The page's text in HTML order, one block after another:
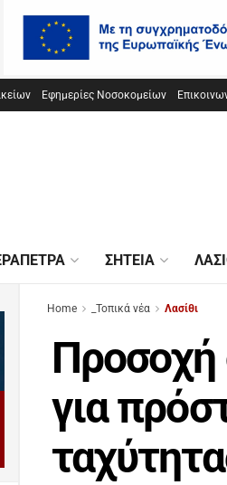
Εφημερίες Νοσοκομείων
ΣΗΤΕΊΑ
Home _Τοπικά νέα Λασίθι
Προσοχή
για